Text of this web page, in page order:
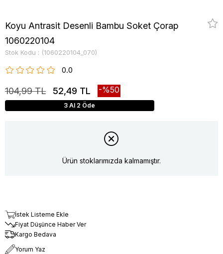
Koyu Antrasit Desenli Bambu Soket Çorap
1060220104
Stok Kodu (1060220104_070)
0.0
104,99 TL 52,49 TL 50
3 Al 2 Öde
Ürün stoklarımızda kalmamıştır.
İstek Listeme Ekle
Fiyat Düşünce Haber Ver
Kargo Bedava
Yorum Yaz